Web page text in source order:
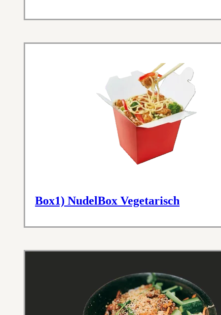
Box1) NudelBox Vegetarisch